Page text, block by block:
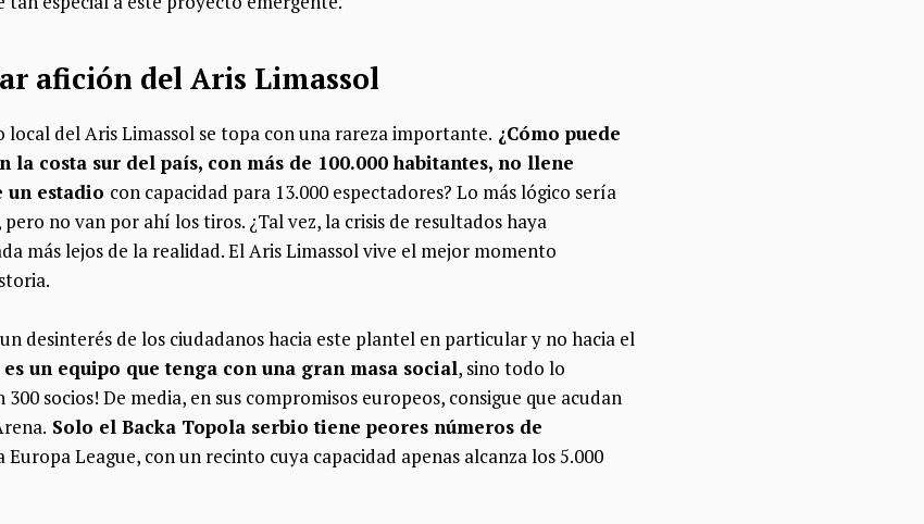
afición del Aris Limassol
local del Aris Limassol se topa con una rareza importante. ¿Cómo puede
la costa sur del país, con más de 100.000 habitantes, no llene
un estadio con capacidad para 13.000 espectadores? Lo más lógico sería
no van por ahí los tiros. ¿Tal vez, la crisis de resultados haya
más lejos de la realidad. El Aris Limassol vive el mejor momento
desinterés de los ciudadanos hacia este plantel en particular y no hacia el
un equipo que tenga con una gran masa social, sino todo lo
socios! De media, en sus compromisos europeos, consigue que acudan
Solo el Backa Topola serbio tiene peores números de
League, con un recinto cuya capacidad apenas alcanza los 5.000